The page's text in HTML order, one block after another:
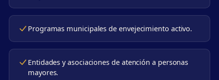
Programas municipales de envejecimiento activo.
Entidades y asociaciones de atención a personas
mayores.